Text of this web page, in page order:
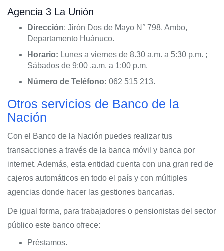
Agencia 3 La Unión
Dirección: Jirón Dos de Mayo N° 798, Ambo,
Departamento Huánuco.
Horario: Lunes a viernes de 8.30 a.m. a 5:30 p.m. ;
Sábados de 9:00 .a.m. a 1:00 p.m.
Número de Teléfono: 062 515 213.
Otros servicios de Banco de la
Nación
Con el Banco de la Nación puedes realizar tus
transacciones a través de la banca móvil y banca por
internet. Además, esta entidad cuenta con una gran red de
cajeros automáticos en todo el país y con múltiples
agencias donde hacer las gestiones bancarias.
De igual forma, para trabajadores o pensionistas del sector
público este banco ofrece:
Préstamos.